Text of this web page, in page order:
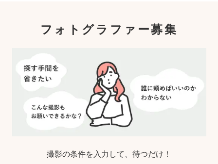
フォトグラファー募集
撮影の条件を入力して、待つだけ！